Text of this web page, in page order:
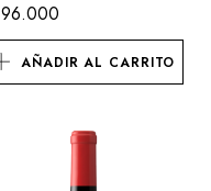
96.000
AÑADIR AL CARRITO